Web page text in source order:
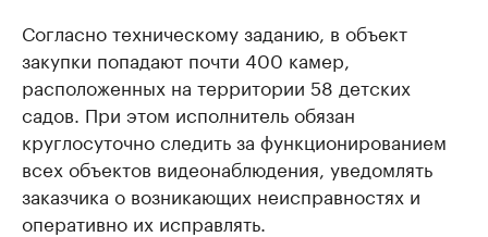
Согласно техническому заданию, в объект
закупки попадают почти 400 камер,
расположенных на территории 58 детских
садов. При этом исполнитель обязан
круглосуточно следить за функционированием
всех объектов видеонаблюдения, уведомлять
заказчика о возникающих неисправностях и
оперативно их исправлять.